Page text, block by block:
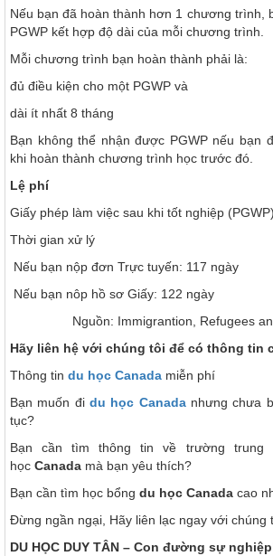
Nếu bạn đã hoàn thành hơn 1 chương trình,
PGWP kết hợp độ dài của mỗi chương trình.
Mỗi chương trình bạn hoàn thành phải là:
đủ điều kiện cho một PGWP và
dài ít nhất 8 tháng
Bạn không thể nhận được PGWP nếu bạn
khi hoàn thành chương trình học trước đó.
Lệ phí
Giấy phép làm việc sau khi tốt nghiệp
Thời gian xử lý
Nếu bạn nộp đơn Trực tuyến: 117 ngày
Nếu bạn nôp hồ sơ Giấy: 122 ngày
Nguồn: Immigrantion, Refugees
Hãy liên hệ với chúng tôi để có thông tin
Thông tin du học Canada miễn phí
Bạn muốn đi du học Canadanhưng chưa
tục?
Bạn cần tìm thông tin về trường trung
học Canada mà bạn yêu thích?
Bạn cần tìm học bổng du học Canada cao
Đừng ngần ngại, Hãy liên lạc ngay với chúng
DU HỌC DUY TÂN – Con đường sự